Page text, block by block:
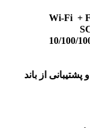
2 عدد داخلی و پشتیبانی از باند